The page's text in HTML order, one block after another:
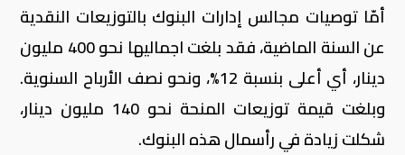
أمّا توصيات مجالس إدارات البنوك بالتوزيعات النقدية
عن السنة الماضية، فقد بلغت اجماليها نحو 400 مليون
دينار، أي أعلى بنسبة 12%، ونحو نصف الأرباح السنوية.
وبلغت قيمة توزيعات المنحة نحو 140 مليون دينار،
شكلت زيادة في رأسمال هذه البنوك.